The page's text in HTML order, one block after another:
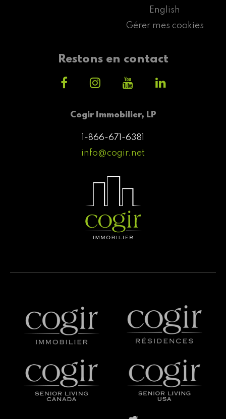
Cogir Immobilier, LP
1-866-671-6381
info@cogir.net
English
Gérer mes cookies
Restons en contact